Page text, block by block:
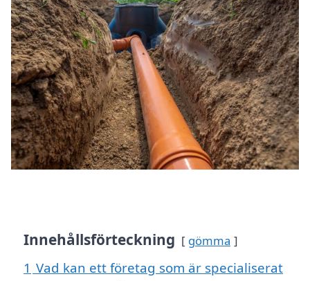
Innehållsförteckning gömma
1 Vad kan ett företag som är specialiserat